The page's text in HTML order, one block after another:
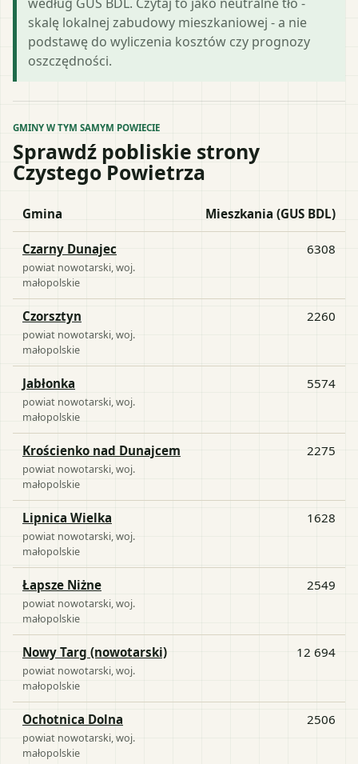
skalę lokalnej zabudowy mieszkaniowej - a nie
podstawę do wyliczenia kosztów czy prognozy
oszczędności.
GMINY W TYM SAMYM POWIECIE
Sprawdź pobliskie strony
Czystego Powietrza
Gmina Mieszkania (GUS BDL)
Czarny Dunajec
powiat nowotarski , woj.
małopolskie
6308
Czorsztyn
powiat nowotarski , woj.
małopolskie
2260
Jabłonka
powiat nowotarski , woj.
małopolskie
5574
Krościenko nad Dunajcem
powiat nowotarski , woj.
małopolskie
2275
Lipnica Wielka
powiat nowotarski , woj.
małopolskie
1628
Łapsze Niżne
powiat nowotarski , woj.
małopolskie
2549
Nowy Targ (nowotarski)
powiat nowotarski , woj.
małopolskie
12 694
Ochotnica Dolna
powiat nowotarski , woj.
małopolskie
2506